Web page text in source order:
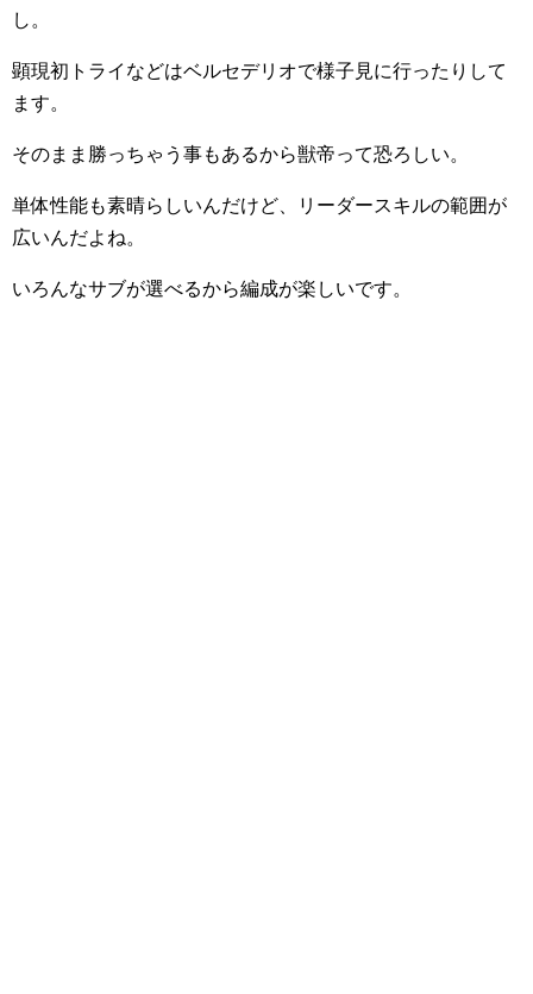
し。
顕現初トライなどはベルセデリオで様子見に行ったりして
ます。
そのまま勝っちゃう事もあるから獣帝って恐ろしい。
単体性能も素晴らしいんだけど、リーダースキルの範囲が
広いんだよね。
いろんなサブが選べるから編成が楽しいです。